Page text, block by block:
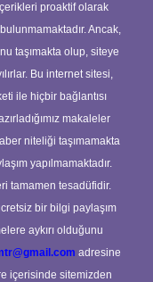
proaktif olarak
Ancak,
taşımakta olup, siteye
Bu internet sitesi,
ile hiçbir bağlantısı
makaleler
niteliği taşımamakta
yapılmamaktadır.
tamamen tesadüfidir.
bir bilgi paylaşım
aykırı olduğunu
adresine
içerisinde sitemizden